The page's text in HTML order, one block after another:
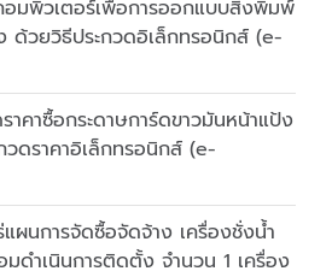
อมพิวเตอร์เพื่อการออกแบบสิ่งพิมพ์
ด้วยวิธีประกวดอิเล็กทรอนิกส์ (e-
าคาซื้อกระดาษการ์ดขาวมันหน้าแป้ง
วดราคาอิเล็กทรอนิกส์ (e-
แผนการจัดซื้อจัดจ้าง เครื่องชั่งน้ำ
ดำเนินการติดตั้ง จำนวน 1 เครื่อง